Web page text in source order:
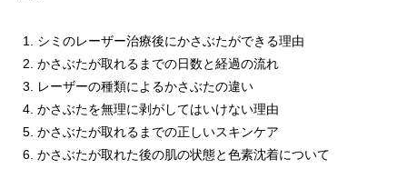
シミのレーザー治療後にかさぶたができる理由
かさぶたが取れるまでの日数と経過の流れ
レーザーの種類によるかさぶたの違い
かさぶたを無理に剥がしてはいけない理由
かさぶたが取れるまでの正しいスキンケア
かさぶたが取れた後の肌の状態と色素沈着について